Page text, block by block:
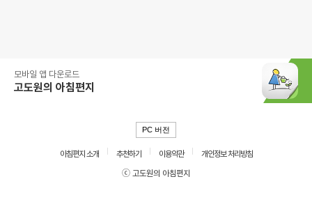
모바일 앱 다운로드
고도원의 아침편지
PC 버전
아침편지 소개 추천하기 이용약관
개인정보 처리방침
ⓒ 고도원의 아침편지